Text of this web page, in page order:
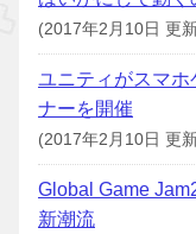
(2017年2月10日 更
ユニティがスマホ
ナーを開催
(2017年2月10日 更
Global Game
新潮流